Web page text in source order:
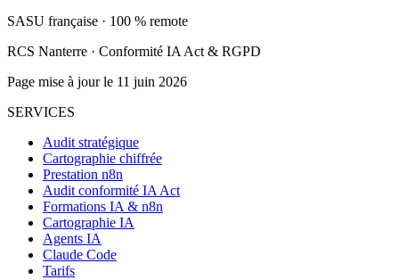
SASU française · 100 % remote
RCS Nanterre · Conformité IA Act & RGPD
Page mise à jour le 11 juin 2026
SERVICES
Audit stratégique
Cartographie chiffrée
Prestation n8n
Audit conformité IA Act
Formations IA & n8n
Cartographie IA
Agents IA
Claude Code
Tarifs